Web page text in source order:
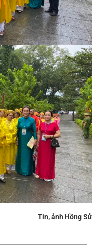
Tin, ảnh Hồng Sử